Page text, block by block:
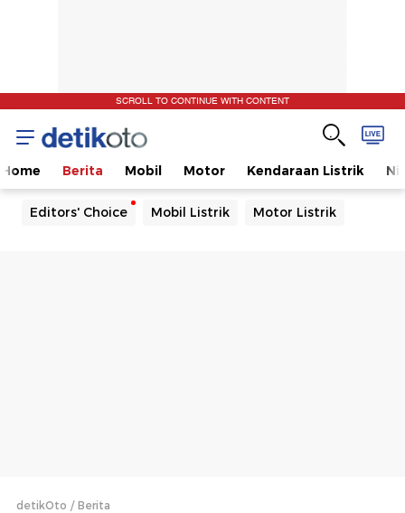
SCROLL TO CONTINUE WITH CONTENT
Home Berita Mobil Motor Kendaraan Listrik
Editors' Choice Mobil Listrik Motor Listrik
detikOto Berita